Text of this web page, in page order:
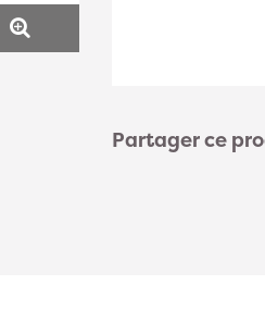
Partager ce